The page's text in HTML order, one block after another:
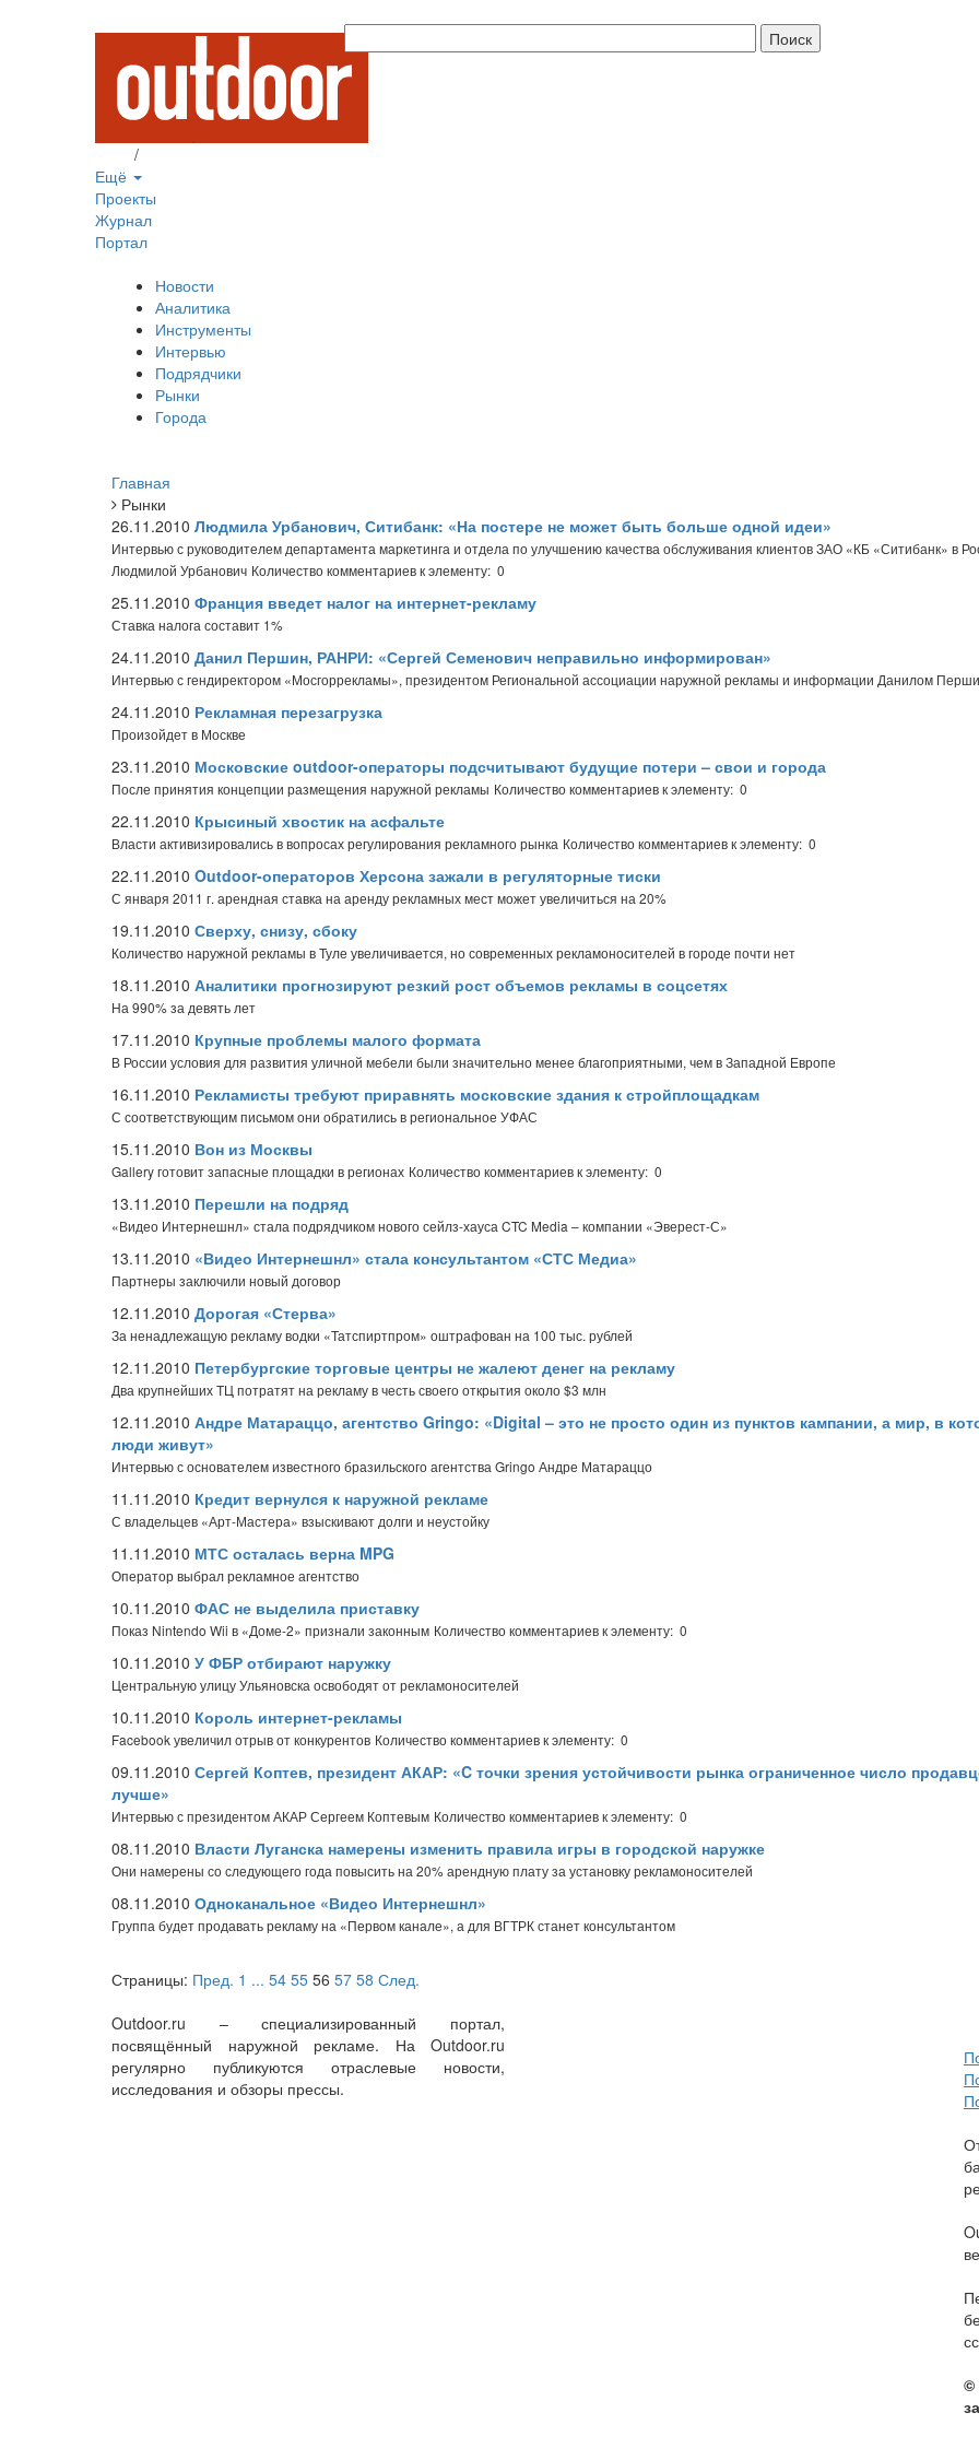
/
Ещё
Проекты
Журнал
Портал
Новости
Аналитика
Инструменты
Интервью
Подрядчики
Рынки
Города
Главная
Рынки
26.11.2010 Людмила Урбанович, Ситибанк: «На постере не может быть больше одной идеи»
Интервью с руководителем департамента маркетинга и отдела по улучшению качества обслуживания клиентов ЗАО «КБ «Ситибанк» в
Людмилой Урбанович Количество комментариев к элементу: 0
25.11.2010 Франция введет налог на интернет-рекламу
Ставка налога составит 1%
24.11.2010 Данил Першин, РАНРИ: «Сергей Семенович неправильно информирован»
Интервью с гендиректором «Мосгоррекламы», президентом Региональной ассоциации наружной рекламы и информации Данилом
24.11.2010 Рекламная перезагрузка
Произойдет в Москве
23.11.2010 Московские outdoor-операторы подсчитывают будущие потери – свои и города
После принятия концепции размещения наружной рекламы Количество комментариев к элементу: 0
22.11.2010 Крысиный хвостик на асфальте
Власти активизировались в вопросах регулирования рекламного рынка Количество комментариев к элементу: 0
22.11.2010 Outdoor-операторов Херсона зажали в регуляторные тиски
С января 2011 г. арендная ставка на аренду рекламных мест может увеличиться на 20%
19.11.2010 Сверху, снизу, сбоку
Количество наружной рекламы в Туле увеличивается, но современных рекламоносителей в городе почти нет
18.11.2010 Аналитики прогнозируют резкий рост объемов рекламы в соцсетях
На 990% за девять лет
17.11.2010 Крупные проблемы малого формата
В России условия для развития уличной мебели были значительно менее благоприятными, чем в Западной Европе
16.11.2010 Рекламисты требуют приравнять московские здания к стройплощадкам
С соответствующим письмом они обратились в региональное УФАС
15.11.2010 Вон из Москвы
Gallery готовит запасные площадки в регионах Количество комментариев к элементу: 0
13.11.2010 Перешли на подряд
«Видео Интернешнл» стала подрядчиком нового сейлз-хауса CTC Media – компании «Эверест-С»
13.11.2010 «Видео Интернешнл» стала консультантом «СТС Медиа»
Партнеры заключили новый договор
12.11.2010 Дорогая «Стерва»
За ненадлежащую рекламу водки «Татспиртпром» оштрафован на 100 тыс. рублей
12.11.2010 Петербургские торговые центры не жалеют денег на рекламу
Два крупнейших ТЦ потратят на рекламу в честь своего открытия около $3 млн
12.11.2010 Андре Матараццо, агентство Gringo: «Digital – это не просто один из пунктов кампании, а мир, в
люди живут»
Интервью с основателем известного бразильского агентства Gringo Андре Матараццо
11.11.2010 Кредит вернулся к наружной рекламе
С владельцев «Арт-Мастера» взыскивают долги и неустойку
11.11.2010 МТС осталась верна MPG
Оператор выбрал рекламное агентство
10.11.2010 ФАС не выделила приставку
Показ Nintendo Wii в «Доме-2» признали законным Количество комментариев к элементу: 0
10.11.2010 У ФБР отбирают наружку
Центральную улицу Ульяновска освободят от рекламоносителей
10.11.2010 Король интернет-рекламы
Facebook увеличил отрыв от конкурентов Количество комментариев к элементу: 0
09.11.2010 Сергей Коптев, президент АКАР: «C точки зрения устойчивости рынка ограниченное число
лучше»
Интервью с президентом АКАР Сергеем Коптевым Количество комментариев к элементу: 0
08.11.2010 Власти Луганска намерены изменить правила игры в городской наружке
Они намерены со следующего года повысить на 20% арендную плату за установку рекламоносителей
08.11.2010 Одноканальное «Видео Интернешнл»
Группа будет продавать рекламу на «Первом канале», а для ВГТРК станет консультантом
Страницы: Пред. 1 ... 54 55 56 57 58 След.
Outdoor.ru – специализированный портал,
посвящённый наружной рекламе. На Outdoor.ru
регулярно публикуются отраслевые новости,
исследования и обзоры прессы.